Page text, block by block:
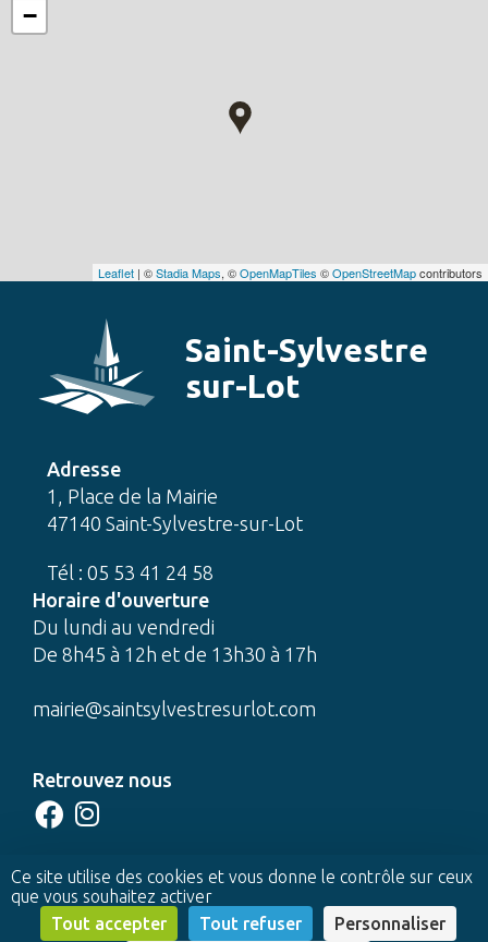
Saint-Sylvestre
sur-Lot
Adresse
1, Place de la Mairie
47140 Saint-Sylvestre-sur-Lot
Tél : 05 53 41 24 58
Horaire d'ouverture
Du lundi au vendredi
De 8h45 à 12h et de 13h30 à 17h
mairie@saintsylvestresurlot.com
Retrouvez nous
CONTACTEZ-NOUS
© 2022 Mairie de Saint-Sylvestre-sur-Lot -
−
Leaflet | ©Stadia Maps, ©OpenMapTiles ©OpenStreetMapcontributors
Ce site utilise des cookies et vous donne le contrôle sur ceux
que vous souhaitez activer
Tout accepter
Tout refuser Personnaliser